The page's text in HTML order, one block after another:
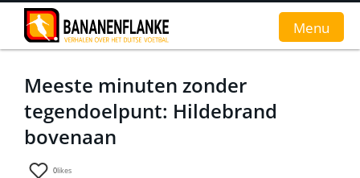
Home
Nieuws
Interviews
Menu
Meeste minuten zonder
tegendoelpunt: Hildebrand
bovenaan
0likes